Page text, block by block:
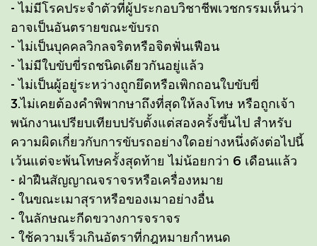
- ไม่มีโรคประจำตัวที่ผู้ประกอบวิชาชีพเวชกรรมเห็นว่า
อาจเป็นอันตรายขณะขับรถ
- ไม่เป็นบุคคลวิกลจริตหรือจิตฟั่นเฟือน
- ไม่มีใบขับขี่รถชนิดเดียวกันอยู่แล้ว
- ไม่เป็นผู้อยู่ระหว่างถูกยึดหรือเพิกถอนใบขับขี่
3.ไม่เคยต้องคำพิพากษาถึงที่สุดให้ลงโทษ หรือถูกเจ้า
พนักงานเปรียบเทียบปรับตั้งแต่สองครั้งขึ้นไป สำหรับ
ความผิดเกี่ยวกับการขับรถอย่างใดอย่างหนึ่งดังต่อไปนี้
เว้นแต่จะพ้นโทษครั้งสุดท้าย ไม่น้อยกว่า 6 เดือนแล้ว
- ฝ่าฝืนสัญญาณจราจรหรือเครื่องหมาย
- ในขณะเมาสุราหรือของเมาอย่างอื่น
- ในลักษณะกีดขวางการจราจร
- ใช้ความเร็วเกินอัตราที่กฎหมายกำหนด